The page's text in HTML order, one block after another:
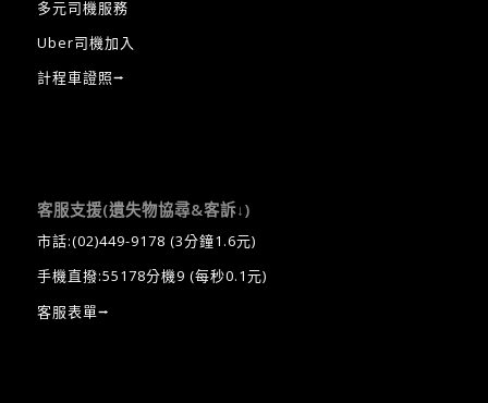
多元司機服務
Uber司機加入
計程車證照⭢
客服支援(遺失物協尋&客訴↓)
市話:(02)449-9178 (3分鐘1.6元)
手機直撥:55178分機9 (每秒0.1元)
客服表單⭢